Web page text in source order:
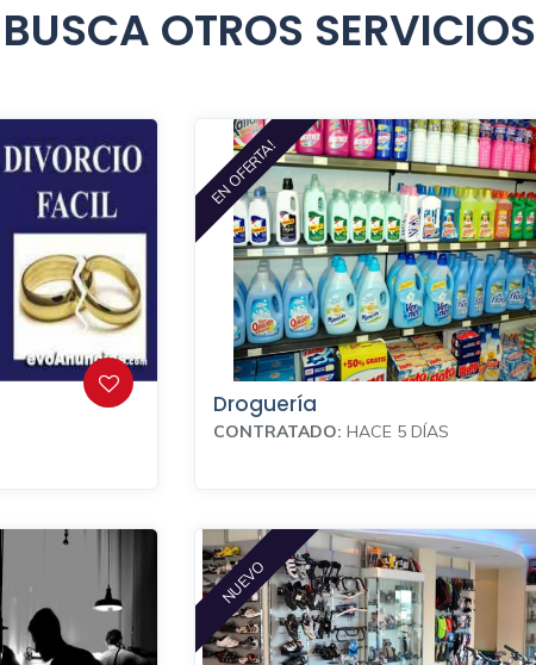
BUSCA OTROS SERVICIOS
EN OFERTA!
Droguería
CONTRATADO: HACE 5 DÍAS
NUEVO